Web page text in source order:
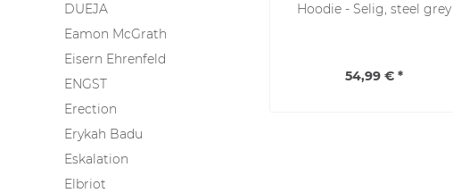
DUEJA
Eamon McGrath
Eisern Ehrenfeld
ENGST
Erection
Erykah Badu
Eskalation
Elbriot
Hoodie - Selig, steel grey
54,99 € *